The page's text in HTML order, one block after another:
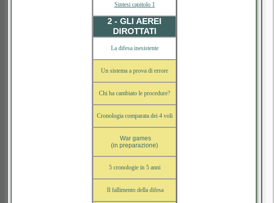
Sintesi capitolo 1
2 - GLI AEREI
DIROTTATI
La difesa inesistente
Un sistema a prova di errore
Chi ha cambiato le procedure?
Cronologia comparata dei 4 voli
War games
(in preparazione)
5 cronologie in 5 anni
Il fallimento della difesa